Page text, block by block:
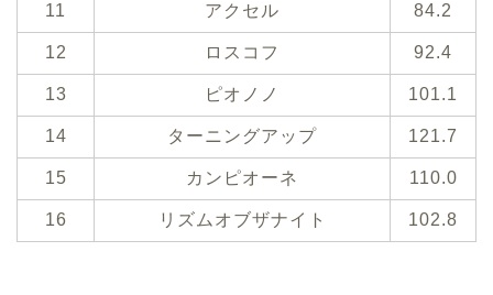
11 アクセル 84.2
12 ロスコフ 92.4
13 ピオノノ 101.1
14 ターニングアップ 121.7
15 カンピオーネ 110.0
16 リズムオブザナイト 102.8